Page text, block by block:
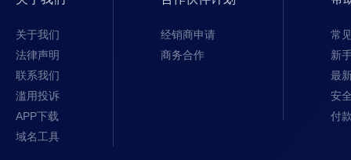
关于我们
法律声明
联系我们
滥用投诉
APP下载
域名工具
经销商申请
商务合作
常
新
最
安
付